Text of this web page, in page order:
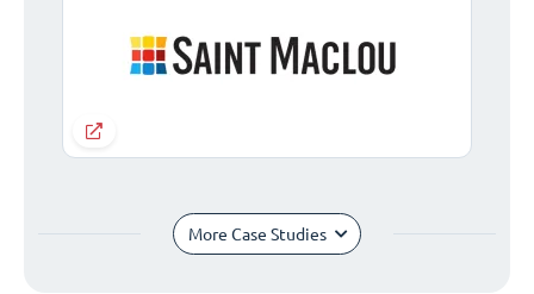
More Case Studies